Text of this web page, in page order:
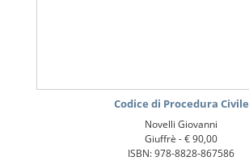
Codice di Procedura Civile
Novelli Giovanni
Giuffrè -€ 90,00
ISBN: 978-8828-867586